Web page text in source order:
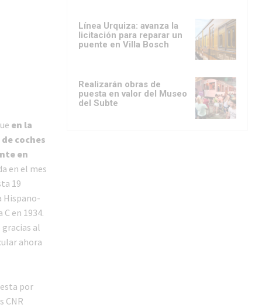
en la
coches
en
en el mes
19
Hispano-
en 1934.
al
ahora
por
CNR
Línea Urquiza: avanza la
licitación para reparar un
puente en Villa Bosch
Realizarán obras de
puesta en valor del Museo
del Subte